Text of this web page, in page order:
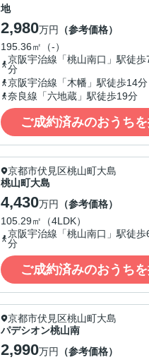
地
2,980万円
（参考価格）
195.36㎡（-）
京阪宇治線「桃山南口」駅徒歩
分
京阪宇治線「木幡」駅徒歩14分
奈良線「六地蔵」駅徒歩19分
ご成約済みのおうち
京都市伏見区桃山町大島
桃山町大島
4,430万円
（参考価格）
105.29㎡（4LDK）
京阪宇治線「桃山南口」駅徒歩
分
ご成約済みのおうち
京都市伏見区桃山町大島
パデシオン桃山南
2,990万円
（参考価格）